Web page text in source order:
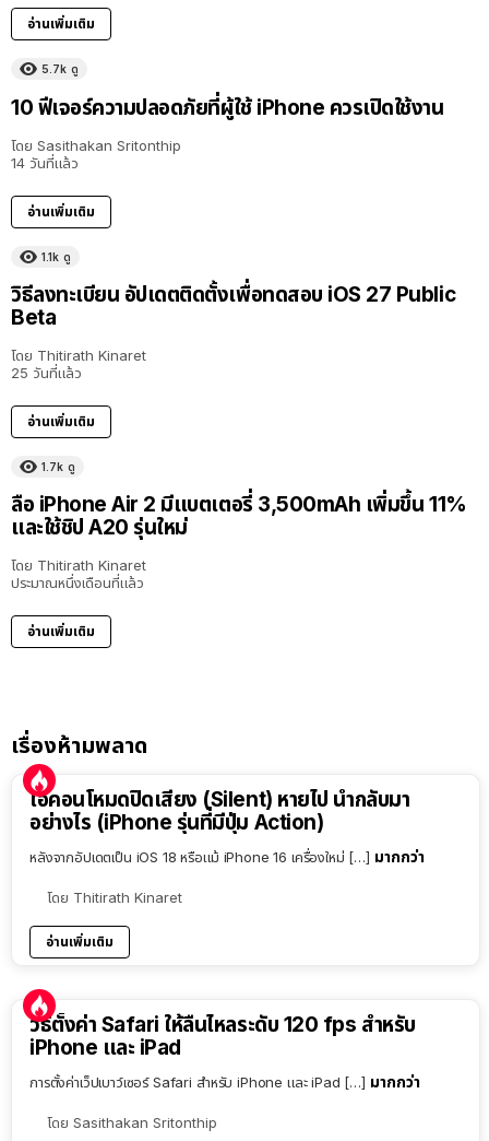
อ่านเพิ่มเติม
5.7k ดู
10 ฟีเจอร์ความปลอดภัยที่ผู้ใช้ iPhone ควรเปิดใช้งาน
โดย Sasithakan Sritonthip
14 วันที่แล้ว
อ่านเพิ่มเติม
1.1k ดู
วิธีลงทะเบียน อัปเดตติดตั้งเพื่อทดสอบ iOS 27 Public
Beta
โดย Thitirath Kinaret
25 วันที่แล้ว
อ่านเพิ่มเติม
1.7k ดู
ลือ iPhone Air 2 มีแบตเตอรี่ 3,500mAh เพิ่มขึ้น 11%
และใช้ชิป A20 รุ่นใหม่
โดย Thitirath Kinaret
ประมาณหนึ่งเดือนที่แล้ว
อ่านเพิ่มเติม
เรื่องห้ามพลาด
ไอคอนโหมดปิดเสียง (Silent) หายไป นำกลับมา
อย่างไร (iPhone รุ่นที่มีปุ่ม Action)
หลังจากอัปเดตเป็น iOS 18 หรือแม้ iPhone 16 เครื่องใหม่ […] มากกว่า
โดย Thitirath Kinaret
อ่านเพิ่มเติม
วิธีตั้งค่า Safari ให้ลื่นไหลระดับ 120 fps สำหรับ
iPhone และ iPad
การตั้งค่าเว็ปเบาว์เซอร์ Safari สำหรับ iPhone และ iPad […] มากกว่า
โดย Sasithakan Sritonthip